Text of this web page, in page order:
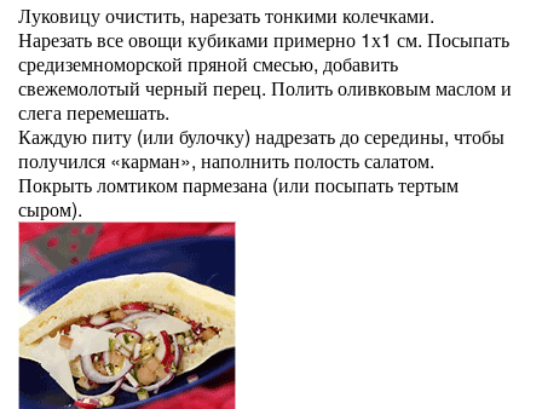
Луковицу очистить, нарезать тонкими колечками.
Нарезать все овощи кубиками примерно 1х1 см. Посыпать
средиземноморской пряной смесью, добавить
свежемолотый черный перец. Полить оливковым маслом и
слега перемешать.
Каждую питу (или булочку) надрезать до середины, чтобы
получился «карман», наполнить полость салатом.
Покрыть ломтиком пармезана (или посыпать тертым
сыром).